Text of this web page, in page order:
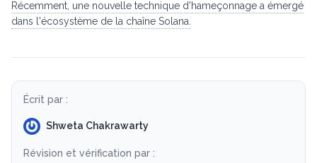
Récemment, une nouvelle technique d'hameçonnage a émergé
dans l'écosystème de la chaîne Solana.
Écrit par :
Shweta Chakrawarty
Révision et vérification par :